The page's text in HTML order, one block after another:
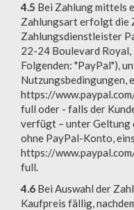
4.5 Bei Zahlung mittels
Zahlungsart erfolgt die
Zahlungsdienstleister
22-24 Boulevard Royal,
Folgenden: "PayPal"),
Nutzungsbedingungen,
https://
full oder - falls der
verfügt – unter Geltung
ohne PayPal-Konto,
https://
full.
4.6 Bei Auswahl der
Kaufpreis fällig,